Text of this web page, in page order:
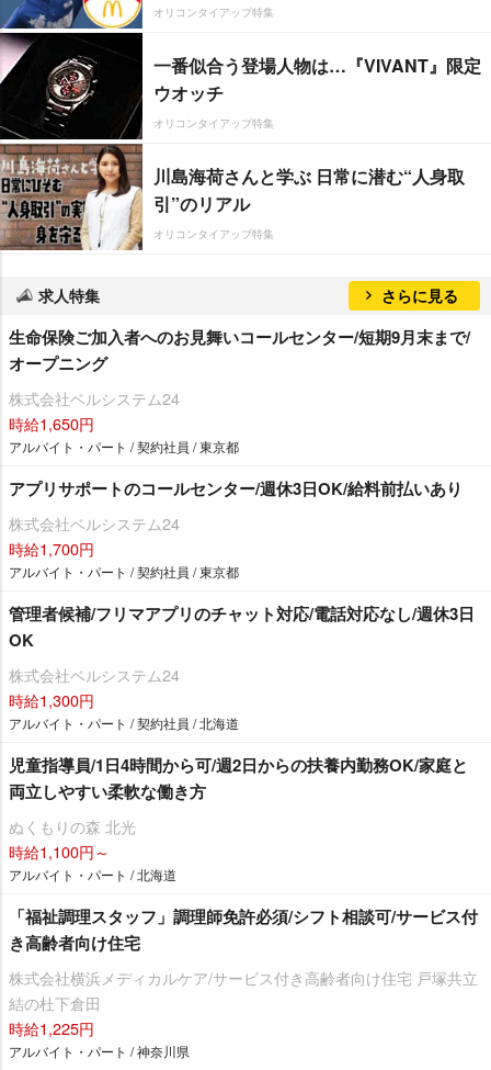
オリコンタイアップ特集
一番似合う登場人物は…『VIVANT』限定
ウオッチ
オリコンタイアップ特集
川島海荷さんと学ぶ 日常に潜む“人身取
引”のリアル
オリコンタイアップ特集
求人特集 さらに見る
生命保険ご加入者へのお見舞いコールセンター/短期9月末まで/
オープニング
株式会社ベルシステム24
時給1,650円
アルバイト・パート / 契約社員 / 東京都
アプリサポートのコールセンター/週休3日OK/給料前払いあり
株式会社ベルシステム24
時給1,700円
アルバイト・パート / 契約社員 / 東京都
管理者候補/フリマアプリのチャット対応/電話対応なし/週休3日
OK
株式会社ベルシステム24
時給1,300円
アルバイト・パート / 契約社員 / 北海道
児童指導員/1日4時間から可/週2日からの扶養内勤務OK/家庭と
両立しやすい柔軟な働き方
ぬくもりの森 北光
時給1,100円～
アルバイト・パート / 北海道
「福祉調理スタッフ」調理師免許必須/シフト相談可/サービス付
き高齢者向け住宅
株式会社横浜メディカルケア/サービス付き高齢者向け住宅 戸塚共立
結の杜下倉田
時給1,225円
アルバイト・パート / 神奈川県